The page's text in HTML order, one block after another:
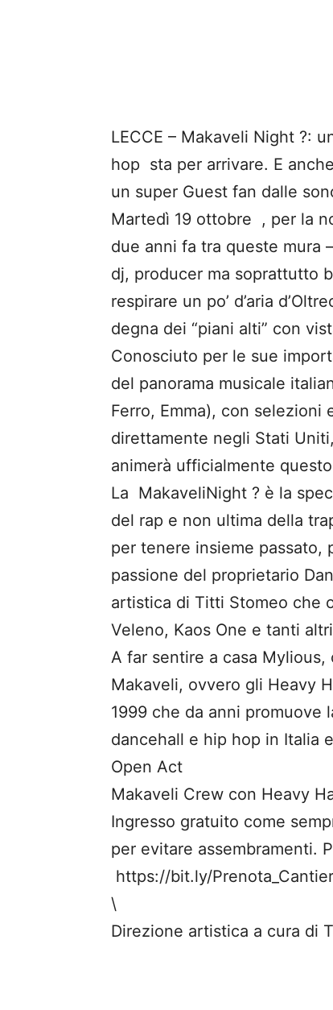
LECCE – Makaveli Night ?:
hop sta per arrivare. E
un super Guest fan dalle
Martedì 19 ottobre , per la
due anni fa tra queste mura
dj, producer ma soprattutto
respirare un po’ d’aria
degna dei “piani alti” con
Conosciuto per le sue
del panorama musicale
Ferro, Emma), con
direttamente negli Stati
animerà ufficialmente
La MakaveliNight ? è la
del rap e non ultima della
per tenere insieme passato,
passione del proprietario
artistica di Titti Stomeo che
Veleno, Kaos One e tanti
A far sentire a casa
Makaveli, ovvero gli Heavy
1999 che da anni promuove
dancehall e hip hop in Italia
Open Act
Makaveli Crew con Heavy
Ingresso gratuito come
per evitare assembramenti.
https://bit.ly/
\
Direzione artistica a cura di